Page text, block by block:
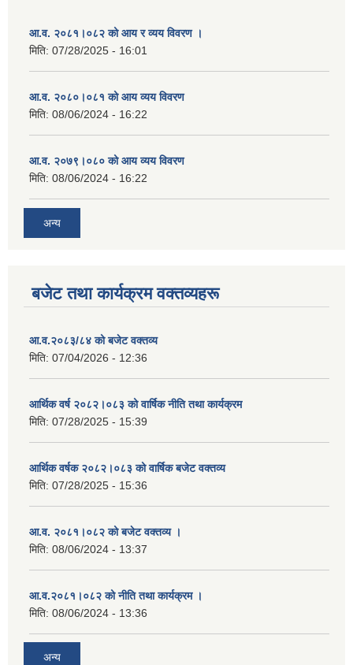
आ.व. २०८१।०८२ को आय र व्यय विवरण ।
मिति: 07/28/2025 - 16:01
आ.व. २०८०।०८१ को आय व्यय विवरण
मिति: 08/06/2024 - 16:22
आ.व. २०७९।०८० को आय व्यय विवरण
मिति: 08/06/2024 - 16:22
अन्य
बजेट तथा कार्यक्रम वक्तव्यहरू
आ.व.२०८३/८४ को बजेट वक्तव्य
मिति: 07/04/2026 - 12:36
आर्थिक वर्ष २०८२।०८३ को वार्षिक नीति तथा कार्यक्रम
मिति: 07/28/2025 - 15:39
आर्थिक वर्षक २०८२।०८३ को वार्षिक बजेट वक्तव्य
मिति: 07/28/2025 - 15:36
आ.व. २०८१।०८२ को बजेट वक्तव्य ।
मिति: 08/06/2024 - 13:37
आ.व.२०८१।०८२ को नीति तथा कार्यक्रम ।
मिति: 08/06/2024 - 13:36
अन्य